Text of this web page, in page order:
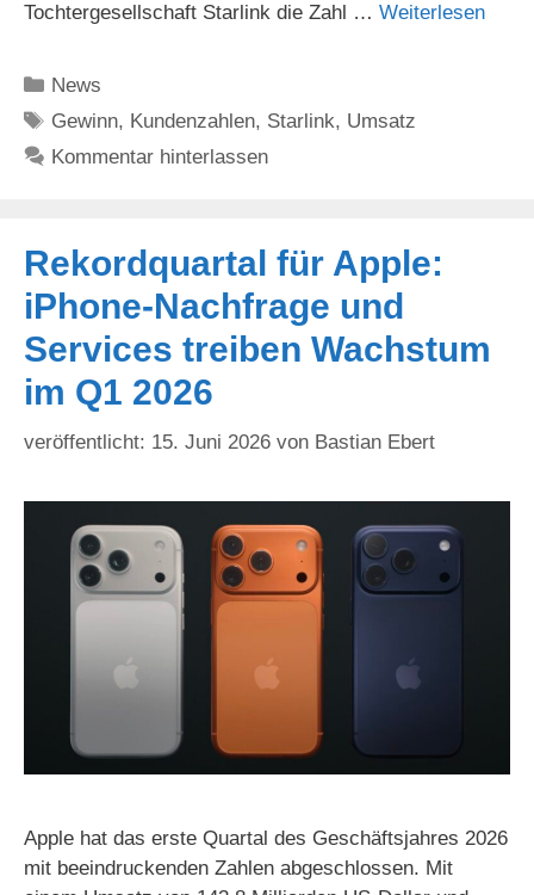
Tochtergesellschaft Starlink die Zahl … Weiterlesen
Kategorien
News
Schlagwörter
Gewinn, Kundenzahlen, Starlink, Umsatz
Kommentar hinterlassen
Rekordquartal für Apple:
iPhone-Nachfrage und
Services treiben Wachstum
im Q1 2026
15. Juni 2026 von Bastian Ebert
Apple hat das erste Quartal des Geschäftsjahres 2026
mit beeindruckenden Zahlen abgeschlossen. Mit